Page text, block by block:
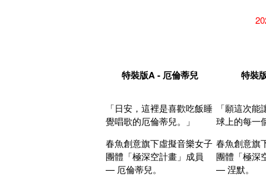
特裝版A - 厄倫蒂兒 特裝
「日安，這裡是喜歡吃飯睡
覺唱歌的厄倫蒂兒。」
春魚創意旗下虛擬音樂女子
團體「極深空計畫」成員
— 厄倫蒂兒。
「願這次
球上的每一
春魚創意旗
團體「極深
— 涅默。